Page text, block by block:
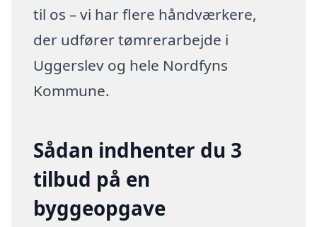
til os – vi har flere håndværkere,
der udfører tømrerarbejde i
Uggerslev og hele Nordfyns
Kommune.
Sådan indhenter du 3
tilbud på en
byggeopgave